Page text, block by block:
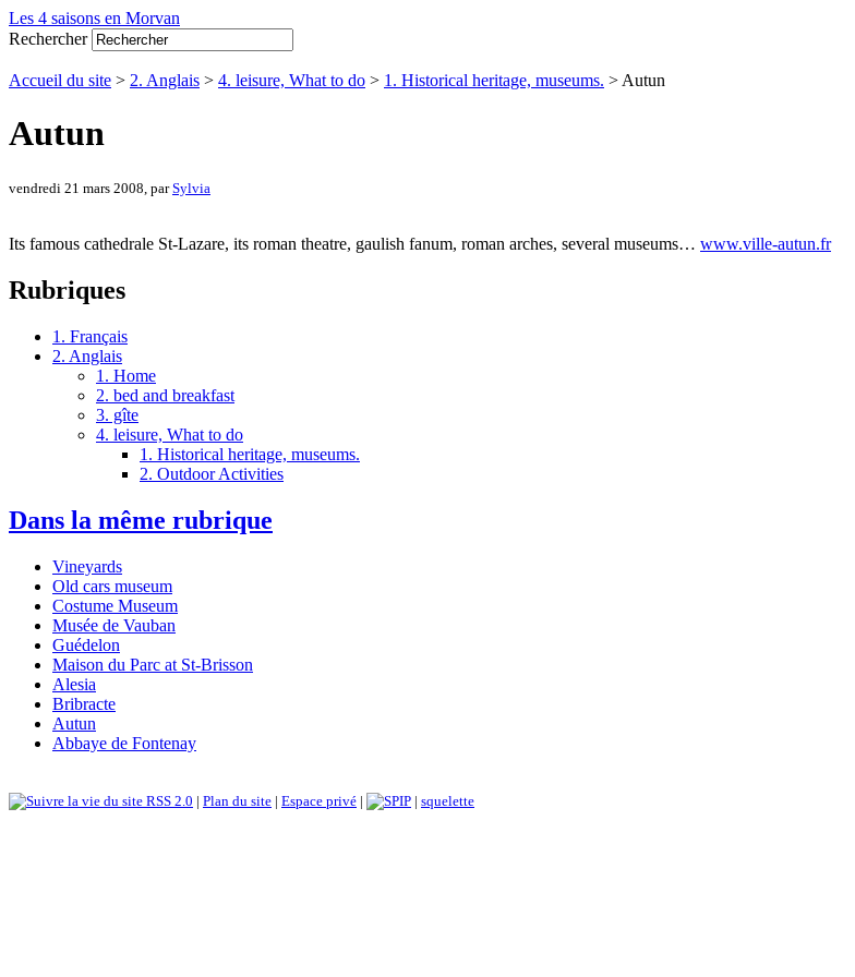
Les 4 saisons en Morvan
Rechercher
Accueil du site > 2. Anglais > 4. leisure, What to do > 1. Historical heritage, museums. > Autun
Autun
vendredi 21 mars 2008, parSylvia
Its famous cathedrale St-Lazare, its roman theatre, gaulish fanum, roman arches, several museums… www.ville-autun.fr
Rubriques
1. Français
2. Anglais
1. Home
2. bed and breakfast
3. gîte
4. leisure, What to do
1. Historical heritage, museums.
2. Outdoor Activities
Dans la même rubrique
Vineyards
Old cars museum
Costume Museum
Musée de Vauban
Guédelon
Maison du Parc at St-Brisson
Alesia
Bribracte
Autun
Abbaye de Fontenay
RSS 2.0 | Plan du site | Espace privé | | squelette